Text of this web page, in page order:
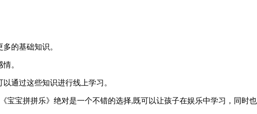
的基础知识。
。
通过这些知识进行线上学习。
宝宝拼拼乐》绝对是一个不错的选择,既可以让孩子在娱乐中学习，同时